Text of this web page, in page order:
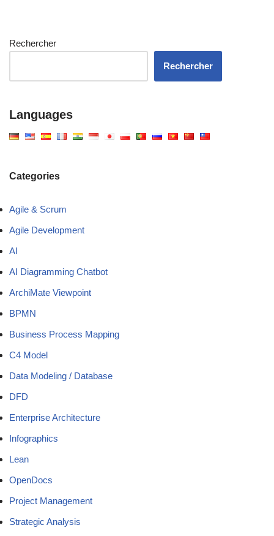
Rechercher
Rechercher
Languages
Categories
Agile & Scrum
Agile Development
AI
AI Diagramming Chatbot
ArchiMate Viewpoint
BPMN
Business Process Mapping
C4 Model
Data Modeling / Database
DFD
Enterprise Architecture
Infographics
Lean
OpenDocs
Project Management
Strategic Analysis